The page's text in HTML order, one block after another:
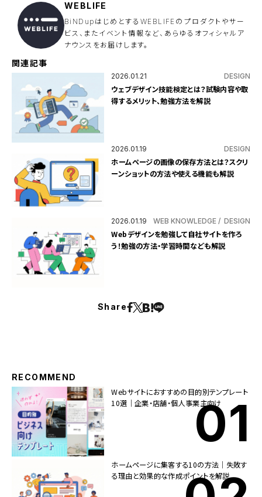
ま
に
し
て
く
だ
い
。
WEBLIFE
BiNDupはじめとするWEBLIFEのプロダクトやサー
ビス、またイベント情報など、あらゆるオフィシャルア
ナウンスをお届けします。
関連記事
2026.01.21 DESIGN
ウェブデザイン技能検定とは？試験内容や取
得するメリット、勉強方法を解説
2026.01.19 DESIGN
ホームページの画像の保存方法とは？スクリ
ーンショットの方法や使える機能も解説
2026.01.19 WEB KNOWLEDGE DESIGN
Webデザインを勉強して自社サイトを作ろ
う！勉強の方法・学習時間なども解説
Share
RECOMMEND
Webサイトにおすすめの目的別テンプレート
10選｜企業・店舗・個人事業主向け
ホームページに集客する10の方法｜失敗す
る理由と効果的な作成ポイントを解説